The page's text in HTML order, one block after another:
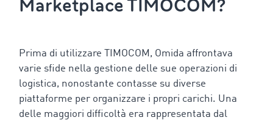
Marketplace TIMOCOM?
Prima di utilizzare TIMOCOM, Omida affrontava
varie sfide nella gestione delle sue operazioni di
logistica, nonostante contasse su diverse
piattaforme per organizzare i propri carichi. Una
delle maggiori difficoltà era rappresentata dal